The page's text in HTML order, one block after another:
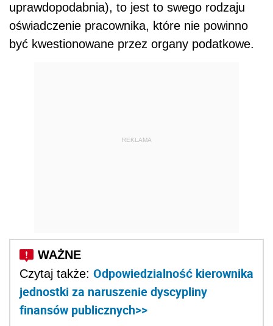
uprawdopodabnia), to jest to swego rodzaju
oświadczenie pracownika, które nie powinno
być kwestionowane przez organy podatkowe.
REKLAMA
Czytaj także: Odpowiedzialność kierownika
jednostki za naruszenie dyscypliny
finansów publicznych>>